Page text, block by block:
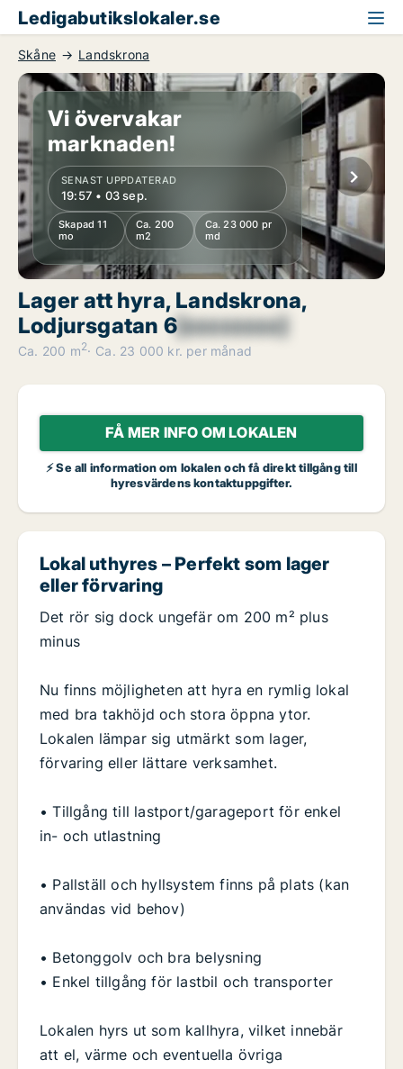
Ledigabutikslokaler.se
Skåne Landskrona
Vi övervakar
marknaden!
SENAST UPPDATERAD
19:57 • 03 sep.
Skapad 11
mo
Ca. 200
m2
Ca. 23 000 pr
md
Lager att hyra, Landskrona,
Lodjursgatan 6[xxxxxxxx]
Ca. 200 m2 Ca. 23 000 kr. per månad
FÅ MER INFO OM LOKALEN
⚡ Se all information om lokalen och få direkt tillgång till
hyresvärdens kontaktuppgifter.
Lokal uthyres – Perfekt som lager
eller förvaring
Det rör sig dock ungefär om 200 m² plus
minus
Nu finns möjligheten att hyra en rymlig lokal
med bra takhöjd och stora öppna ytor.
Lokalen lämpar sig utmärkt som lager,
förvaring eller lättare verksamhet.
• Tillgång till lastport/garageport för enkel
in- och utlastning
• Pallställ och hyllsystem finns på plats (kan
användas vid behov)
• Betonggolv och bra belysning
• Enkel tillgång för lastbil och transporter
Lokalen hyrs ut som kallhyra, vilket innebär
att el, värme och eventuella övriga